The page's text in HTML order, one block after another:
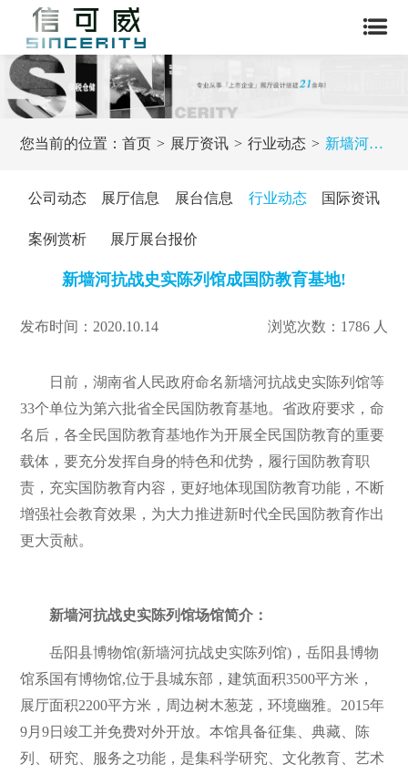
您当前的位置：首页 展厅资讯 行业动态 新墙河抗战史实陈列馆成国防教育基地!
公司动态 展厅信息 展台信息 行业动态 国际资讯
案例赏析 展厅展台报价
新墙河抗战史实陈列馆成国防教育基地!
发布时间：2020.10.14 浏览次数：1786 人
日前，湖南省人民政府命名新墙河抗战史实陈列馆等
33个单位为第六批省全民国防教育基地。省政府要求，命
名后，各全民国防教育基地作为开展全民国防教育的重要
载体，要充分发挥自身的特色和优势，履行国防教育职
责，充实国防教育内容，更好地体现国防教育功能，不断
增强社会教育效果，为大力推进新时代全民国防教育作出
更大贡献。
新墙河抗战史实陈列馆场馆简介：
岳阳县博物馆(新墙河抗战史实陈列馆)，岳阳县博物
馆系国有博物馆,位于县城东部，建筑面积3500平方米，
展厅面积2200平方米，周边树木葱茏，环境幽雅。2015年
9月9日竣工并免费对外开放。本馆具备征集、典藏、陈
列、研究、服务之功能，是集科学研究、文化教育、艺术